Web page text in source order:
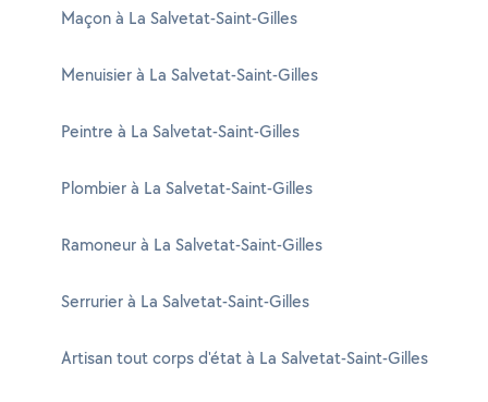
Maçon à La Salvetat-Saint-Gilles
Menuisier à La Salvetat-Saint-Gilles
Peintre à La Salvetat-Saint-Gilles
Plombier à La Salvetat-Saint-Gilles
Ramoneur à La Salvetat-Saint-Gilles
Serrurier à La Salvetat-Saint-Gilles
Artisan tout corps d'état à La Salvetat-Saint-Gilles